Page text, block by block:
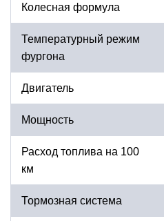
Колесная формула
Температурный режим
фургона
Двигатель
Мощность
Расход топлива на 100
км
Тормозная система